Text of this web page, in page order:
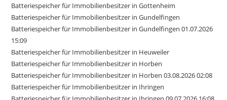
Batteriespeicher für Immobilienbesitzer in Gottenheim
Batteriespeicher für Immobilienbesitzer in Gundelfingen
Batteriespeicher für Immobilienbesitzer in Gundelfingen 01.07.2026
15:09
Batteriespeicher für Immobilienbesitzer in Heuweiler
Batteriespeicher für Immobilienbesitzer in Horben
Batteriespeicher für Immobilienbesitzer in Horben 03.08.2026 02:08
Batteriespeicher für Immobilienbesitzer in Ihringen